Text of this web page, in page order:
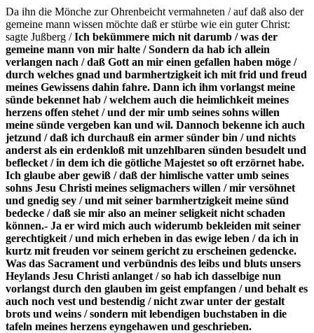
Da ihn die Mönche zur Ohrenbeicht vermahneten / auf daß also der
gemeine mann wissen möchte daß er stürbe wie ein guter Christ:
sagte Jußberg /Ich bekümmere mich nit darumb / was der
gemeine mann von mir halte / Sondern da hab ich allein
verlangen nach / daß Gott an mir einen gefallen haben möge /
durch welches gnad und barmhertzigkeit ich mit frid und freud
meines Gewissens dahin fahre. Dann ich ihm vorlangst meine
sünde bekennet hab / welchem auch die heimlichkeit meines
herzens offen stehet / und der mir umb seines sohns willen
meine sünde vergeben kan und wil. Dannoch bekenne ich auch
jetzund / daß ich durchauß ein armer sünder bin / und nichts
anderst als ein erdenkloß mit unzehlbaren sünden besudelt und
beflecket / in dem ich die götliche Majestet so oft erzörnet habe.
Ich glaube aber gewiß / daß der himlische vatter umb seines
sohns Jesu Christi meines seligmachers willen / mir versöhnet
und gnedig sey / und mit seiner barmhertzigkeit meine sünd
bedecke / daß sie mir also an meiner seligkeit nicht schaden
können.- Ja er wird mich auch widerumb bekleiden mit seiner
gerechtigkeit / und mich erheben in das ewige leben / da ich in
kurtz mit freuden vor seinem gericht zu erscheinen gedencke.
Was das Sacrament und verbündnis des leibs und bluts unsers
Heylands Jesu Christi anlanget / so hab ich dasselbige nun
vorlangst durch den glauben im geist empfangen / und behalt es
auch noch vest und bestendig / nicht zwar unter der gestalt
brots und weins / sondern mit lebendigen buchstaben in die
tafeln meines herzens eyngehawen und geschrieben.
damit die
Website
funktioniert.
Statistik
Mit diesen
Cookies
können wir die
Funktionsweise
und Struktur
der Website
auf Basis der
Nutzung
verbessern.
Erfahrung
Damit unsere
Website
während
Ihres Besuchs
so gut wie
möglich
funktioniert.